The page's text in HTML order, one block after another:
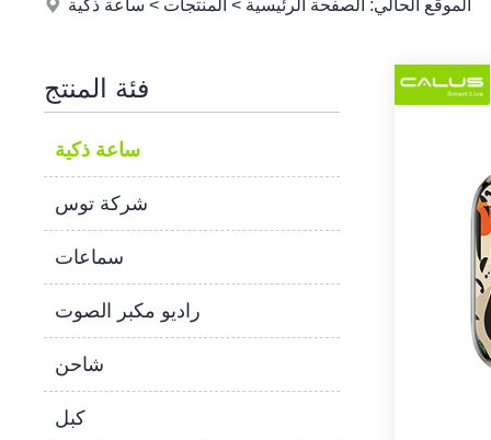
الموقع الحالي: الصفحة الرئيسية > المنتجات > ساعة ذكية
فئة المنتج
ساعة ذكية
شركة توس
سماعات
راديو مكبر الصوت
شاحن
كبل